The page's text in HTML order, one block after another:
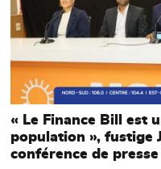
« Le Finance Bill est
population », fustige
conférence de presse